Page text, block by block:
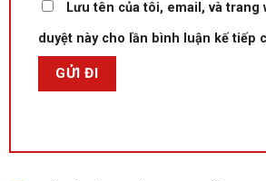
Lưu tên của tôi, email, và
duyệt này cho lần bình luận kế tiếp